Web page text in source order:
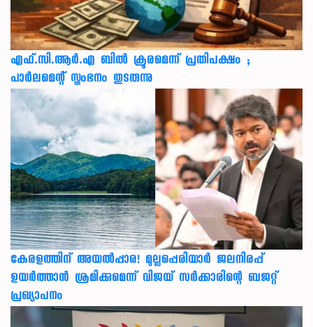
എഫ്.സി.ആർ.എ ബിൽ ക്രൂരമെന്ന് പ്രതിപക്ഷം ;
പാർലമെന്റ് സ്തംഭനം തുടരുന്നു
കേരളത്തിന് അ‌യൽപ്പാര! മുല്ലപ്പെരിയാർ ജലനിരപ്പ്
ഉയർത്താൻ ശ്രമിക്കുമെന്ന് വിജയ് സർക്കാരിന്റെ ബജറ്റ്
പ്രഖ്യാപനം